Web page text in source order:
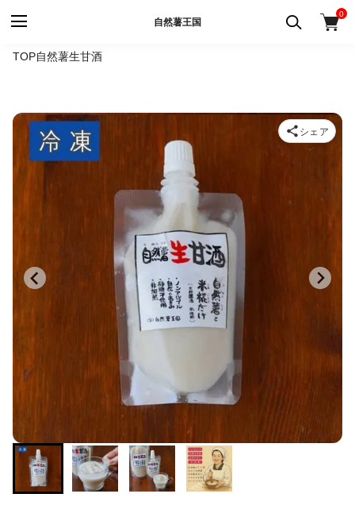
自然薯王国
0
TOP自然薯生甘酒
シェア